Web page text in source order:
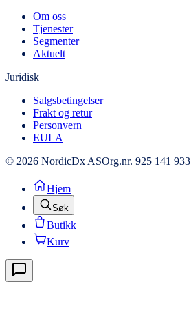
Om oss
Tjenester
Segmenter
Aktuelt
Juridisk
Salgsbetingelser
Frakt og retur
Personvern
EULA
© 2026 NordicDx ASOrg.nr. 925 141 933
Hjem
Søk
Butikk
Kurv